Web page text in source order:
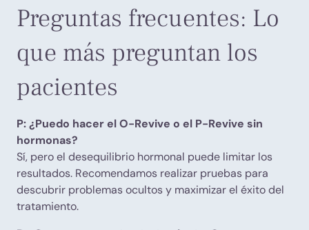
Preguntas frecuentes: Lo
que más preguntan los
pacientes
P: ¿Puedo hacer el O-Revive o el P-Revive sin
hormonas?
Sí, pero el desequilibrio hormonal puede limitar los
resultados. Recomendamos realizar pruebas para
descubrir problemas ocultos y maximizar el éxito del
tratamiento.